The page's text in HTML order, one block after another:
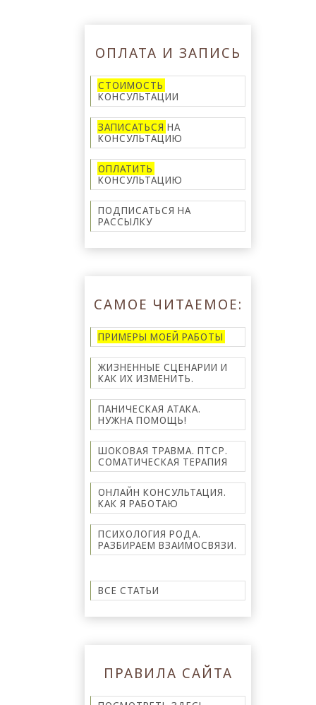
ОПЛАТА И ЗАПИСЬ
СТОИМОСТЬ
КОНСУЛЬТАЦИИ
ЗАПИСАТЬСЯ НА
КОНСУЛЬТАЦИЮ
ОПЛАТИТЬ
КОНСУЛЬТАЦИЮ
ПОДПИСАТЬСЯ НА
РАССЫЛКУ
САМОЕ ЧИТАЕМОЕ:
ПРИМЕРЫ МОЕЙ РАБОТЫ
ЖИЗНЕННЫЕ СЦЕНАРИИ И
КАК ИХ ИЗМЕНИТЬ.
ПАНИЧЕСКАЯ АТАКА.
НУЖНА ПОМОЩЬ!
ШОКОВАЯ ТРАВМА. ПТСР.
СОМАТИЧЕСКАЯ ТЕРАПИЯ
ОНЛАЙН КОНСУЛЬТАЦИЯ.
КАК Я РАБОТАЮ
ПСИХОЛОГИЯ РОДА.
РАЗБИРАЕМ ВЗАИМОСВЯЗИ.
ВСЕ СТАТЬИ
ПРАВИЛА САЙТА